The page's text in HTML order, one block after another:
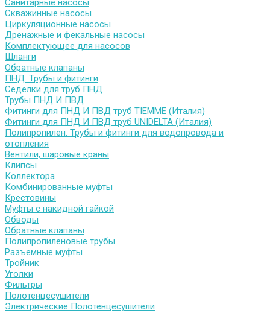
Санитарные насосы
Скважинные насосы
Циркуляционные насосы
Дренажные и фекальные насосы
Комплектующее для насосов
Шланги
Обратные клапаны
ПНД. Трубы и фитинги
Седелки для труб ПНД
Трубы ПНД И ПВД
Фитинги для ПНД И ПВД труб TIEMME (Италия)
Фитинги для ПНД И ПВД труб UNIDELTA (Италия)
Полипропилен. Трубы и фитинги для водопровода и
отопления
Вентили, шаровые краны
Клипсы
Коллектора
Комбинированные муфты
Крестовины
Муфты с накидной гайкой
Обводы
Обратные клапаны
Полипропиленовые трубы
Разъемные муфты
Тройник
Уголки
Фильтры
Полотенцесушители
Электрические Полотенцесушители